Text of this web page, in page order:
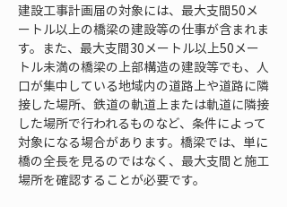
建設工事計画届の対象には、最大支間50メ
ートル以上の橋梁の建設等の仕事が含まれま
す。また、最大支間30メートル以上50メー
トル未満の橋梁の上部構造の建設等でも、人
口が集中している地域内の道路上や道路に隣
接した場所、鉄道の軌道上または軌道に隣接
した場所で行われるものなど、条件によって
対象になる場合があります。橋梁では、単に
橋の全長を見るのではなく、最大支間と施工
場所を確認することが必要です。